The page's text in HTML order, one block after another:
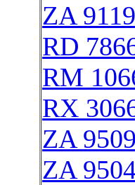
ZA
RD
RM
RX
ZA
ZA